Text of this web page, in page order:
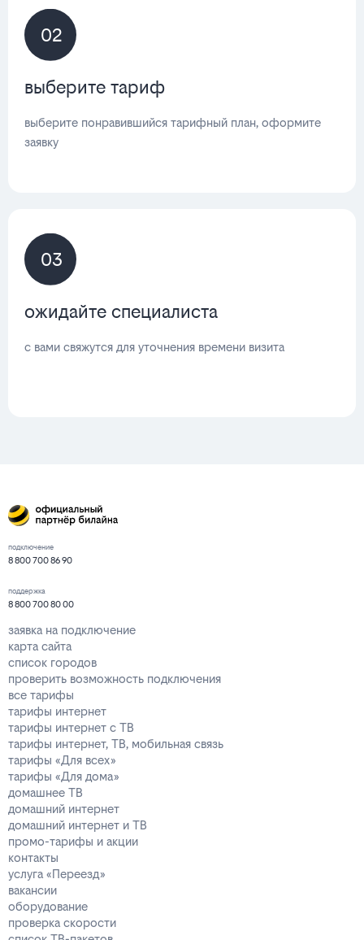
02
выберите тариф
выберите понравившийся тарифный план, оформите
заявку
03
ожидайте специалиста
с вами свяжутся для уточнения времени визита
подключение
8 800 700 86 90
поддержка
8 800 700 80 00
заявка на подключение
карта сайта
список городов
проверить возможность подключения
все тарифы
тарифы интернет
тарифы интернет с ТВ
тарифы интернет, ТВ, мобильная связь
тарифы «Для всех»
тарифы «Для дома»
домашнее ТВ
домашний интернет
домашний интернет и ТВ
промо-тарифы и акции
контакты
услуга «Переезд»
вакансии
оборудование
проверка скорости